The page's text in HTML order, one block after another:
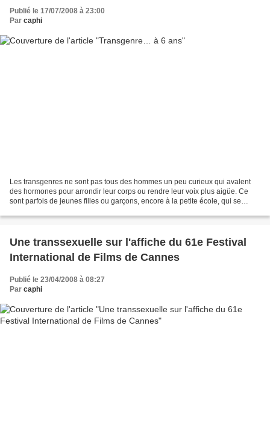
Publié le 17/07/2008 à 23:00
Par caphi
Les transgenres ne sont pas tous des hommes un peu curieux qui avalent
des hormones pour arrondir leur corps ou rendre leur voix plus aigüe. Ce
sont parfois de jeunes filles ou garçons, encore à la petite école, qui se
Une transsexuelle sur l'affiche du 61e Festival
International de Films de Cannes
Publié le 23/04/2008 à 08:27
Par caphi